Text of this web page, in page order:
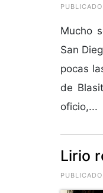
Mucho
San
pocas
de
oficio,...
Lirio